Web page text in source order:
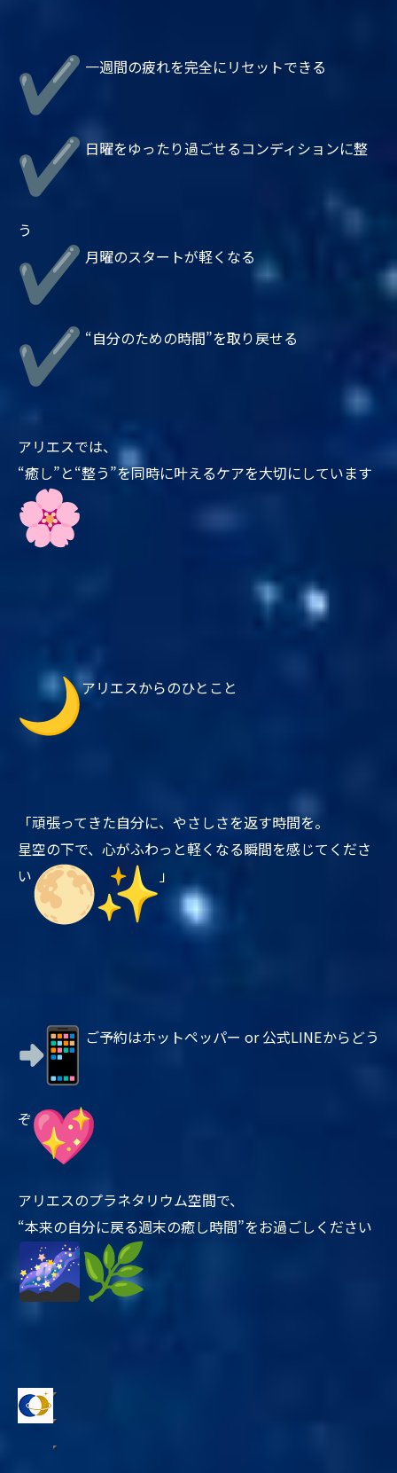
一週間の疲れを完全にリセットできる
日曜をゆったり過ごせるコンディションに整
う
月曜のスタートが軽くなる
“自分のための時間”を取り戻せる
アリエスでは、
“癒し”と“整う”を同時に叶えるケアを大切にしています
アリエスからのひとこと
「頑張ってきた自分に、やさしさを返す時間を。
星空の下で、心がふわっと軽くなる瞬間を感じてくださ
い
」
ご予約はホットペッパー or 公式LINEからどう
ぞ
アリエスのプラネタリウム空間で、
“本来の自分に戻る週末の癒し時間”をお過ごしください